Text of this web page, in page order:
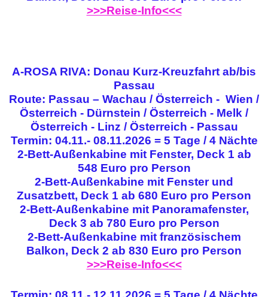
>>>Reise-Info<<<
A-ROSA RIVA: Donau Kurz-Kreuzfahrt ab/bis
Passau
Route: Passau – Wachau / Österreich - Wien /
Österreich - Dürnstein / Österreich - Melk /
Österreich - Linz / Österreich - Passau
Termin: 04.11.- 08.11.2026 = 5 Tage / 4 Nächte
2-Bett-Außenkabine mit Fenster, Deck 1 ab
548 Euro pro Person
2-Bett-Außenkabine mit Fenster und
Zusatzbett, Deck 1 ab 680 Euro pro Person
2-Bett-Außenkabine mit Panoramafenster,
Deck 3 ab 780 Euro pro Person
2-Bett-Außenkabine mit französischem
Balkon, Deck 2 ab 830 Euro pro Person
>>>Reise-Info<<<